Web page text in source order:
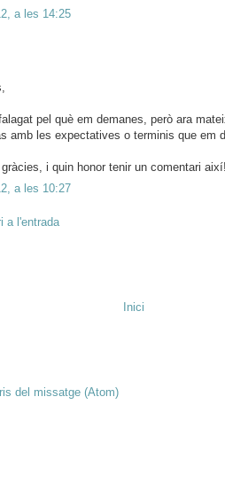
a les 14:25
pel què em demanes, però ara
amb les expectatives o terminis que em
i quin honor tenir un comentari així!
a les 10:27
a l'entrada
Inici
del missatge (Atom)